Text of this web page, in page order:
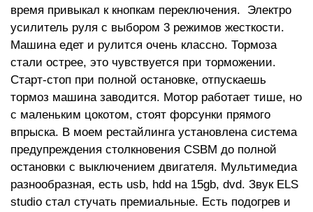
время привыкал к кнопкам переключения. Электро
усилитель руля с выбором 3 режимов жесткости.
Машина едет и рулится очень классно. Тормоза
стали острее, это чувствуется при торможении.
Старт-стоп при полной остановке, отпускаешь
тормоз машина заводится. Мотор работает тише, но
с маленьким цокотом, стоят форсунки прямого
впрыска. В моем рестайлинга установлена система
предупреждения столкновения CSBM до полной
остановки с выключением двигателя. Мультимедиа
разнообразная, есть usb, hdd на 15gb, dvd. Звук ELS
studio стал стучать премиальные. Есть подогрев и